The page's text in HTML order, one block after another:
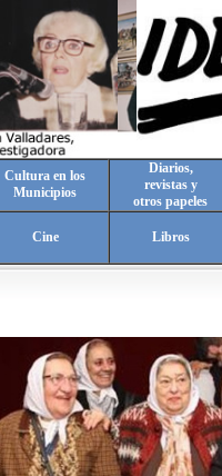
Cultura en los
Municipios
Diarios,
revistas y
otros papeles
Cine Libros